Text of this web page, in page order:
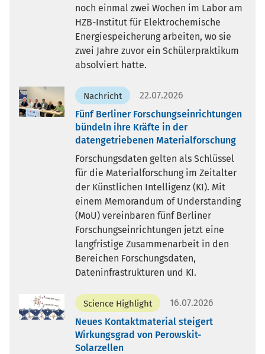
noch einmal zwei Wochen im Labor am
HZB-Institut für Elektrochemische
Energiespeicherung arbeiten, wo sie
zwei Jahre zuvor ein Schülerpraktikum
absolviert hatte.
Nachricht
22.07.2026
Fünf Berliner Forschungseinrichtungen
bündeln ihre Kräfte in der
datengetriebenen Materialforschung
Forschungsdaten gelten als Schlüssel
für die Materialforschung im Zeitalter
der Künstlichen Intelligenz (KI). Mit
einem Memorandum of Understanding
(MoU) vereinbaren fünf Berliner
Forschungseinrichtungen jetzt eine
langfristige Zusammenarbeit in den
Bereichen Forschungsdaten,
Dateninfrastrukturen und KI.
Science Highlight
16.07.2026
Neues Kontaktmaterial steigert
Wirkungsgrad von Perowskit-
Solarzellen